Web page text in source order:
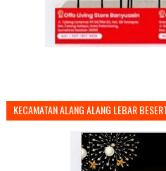
KECAMATAN ALANG ALANG LEBAR